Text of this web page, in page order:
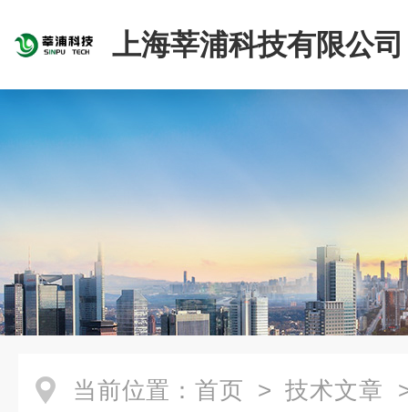
上海莘浦科技有限公司
当前位置： 首页 > 技术文章